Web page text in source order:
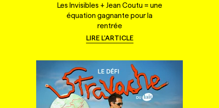
Les Invisibles + Jean Coutu = une
équation gagnante pour la
rentrée
LIRE L'ARTICLE